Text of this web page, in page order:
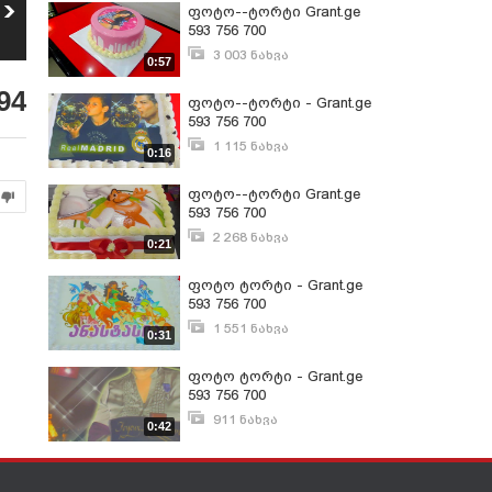
ფოტო ტორტი торты
593 756 700
ნახვა
37
ფოტო ტორტი
საბავშვო ტორტები
593 756 700
0:57
ფოტო--ტორტი Grant.ge
593 756 700
3 003 ნახვა
0:16
ფოტო--ტორტი - Grant.ge
593 756 700
1 115 ნახვა
0:21
ფოტო--ტორტი Grant.ge
593 756 700
2 268 ნახვა
0:31
ფოტო ტორტი - Grant.ge
593 756 700
1 551 ნახვა
0:42
ფოტო ტორტი - Grant.ge
593 756 700
911 ნახვა